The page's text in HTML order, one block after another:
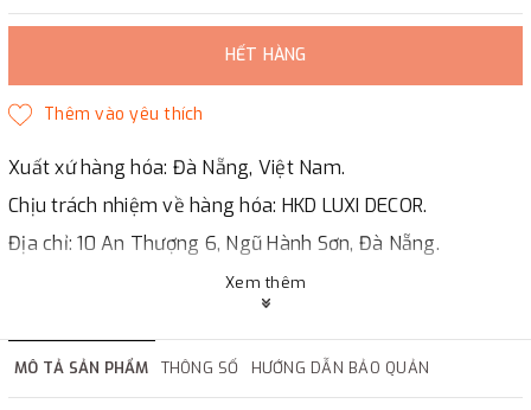
HẾT HÀNG
Xuất xứ hàng hóa: Đà Nẵng, Việt Nam.
Chịu trách nhiệm về hàng hóa: HKD LUXI DECOR.
Địa chỉ: 10 An Thượng 6, Ngũ Hành Sơn, Đà Nẵng.
✔Đáp ứng đầy đủ giấy tờ báo giá, hợp đồng.
✔Xuất hóa đơn GTGT cho công ty.
Xem thêm
MÔ TẢ SẢN PHẨM THÔNG SỐ HƯỚNG DẪN BẢO QUẢN